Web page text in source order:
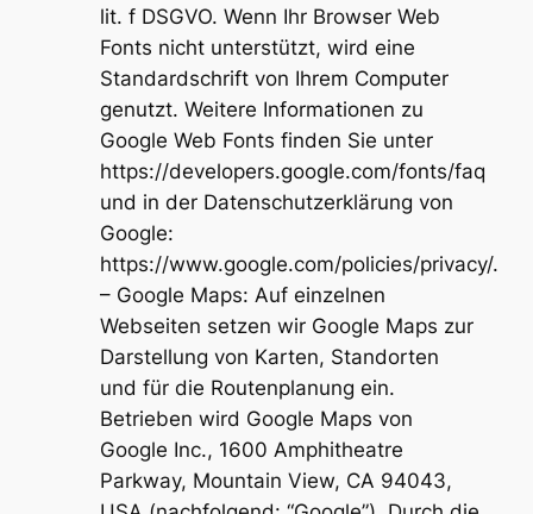
lit. f DSGVO. Wenn Ihr Browser Web
Fonts nicht unterstützt, wird eine
Standardschrift von Ihrem Computer
genutzt. Weitere Informationen zu
Google Web Fonts finden Sie unter
https://developers.google.com/fonts/faq
und in der Datenschutzerklärung von
Google:
https://www.google.com/policies/privacy/.
– Google Maps: Auf einzelnen
Webseiten setzen wir Google Maps zur
Darstellung von Karten, Standorten
und für die Routenplanung ein.
Betrieben wird Google Maps von
Google Inc., 1600 Amphitheatre
Parkway, Mountain View, CA 94043,